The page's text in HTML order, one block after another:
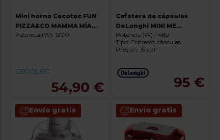
Mini horno Cecotec FUN
PIZZA&CO MAMMA MÍA
WINDOW
Potencia (W): 1200
54,90 €
Cafetera de cápsulas
DeLonghi MINI ME
THERMOBLOCK ED155 + 2
PACKS DE CAFÉ DOLCE
Potencia (W): 1460
Tipo: Espresso cápsulas
Presión: 15 bar
95 €
Envío gratis Envío gratis